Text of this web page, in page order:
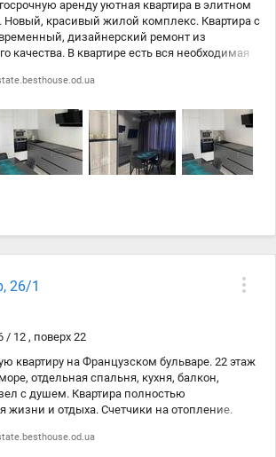
аренду уютная квартира в элитном
красивый жилой комплекс. Квартира с
дизайнерский ремонт из
качества. В квартире есть вся необходимая
диваном. Отдельная спальная комната с
малюткой (можно использовать как кабинет).
Большой балкон с мебелью для тихих
кофе. На территории огромный подземный
Рядом Монастырский переулок -
26/1
/ 12 , поверх 22
квартиру на Французском бульваре. 22 этаж
отдельная спальня, кухня, балкон,
с душем. Квартира полностью
жизни и отдыха. Счетчики на отопление.
Центра и Аркадии.